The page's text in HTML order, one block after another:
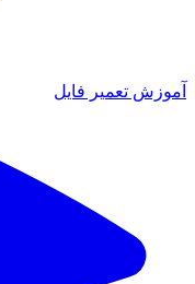
آموزش تعمیر فایل